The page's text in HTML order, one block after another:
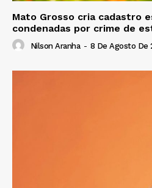
Mato Grosso cria cadastro
condenadas por crime de
Nilson Aranha - 8 De Agosto De